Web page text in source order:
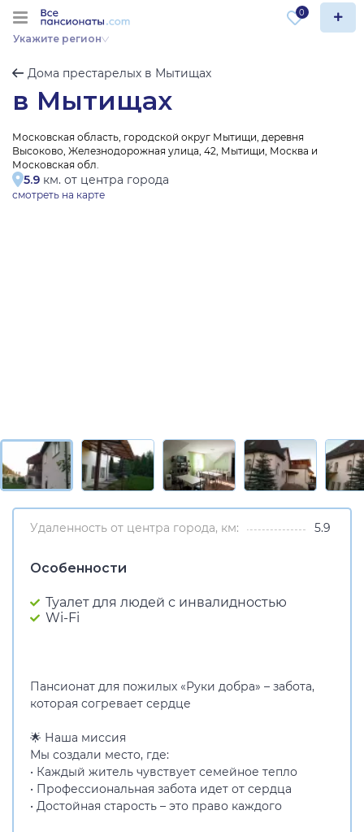
Укажите регион
0
Дома престарелых в Мытищах
в Мытищах
Московская область, городской округ Мытищи, деревня
Высоково, Железнодорожная улица, 42, Мытищи, Москва и
Московская обл.
5.9 км. от центра города
смотреть на карте
Удаленность от центра города, км: 5.9
Особенности
Туалет для людей с инвалидностью
Wi-Fi
Пансионат для пожилых «Руки добра» – забота,
которая согревает сердце
🌟 Наша миссия
Мы создали место, где:
• Каждый житель чувствует семейное тепло
• Профессиональная забота идет от сердца
• Достойная старость – это право каждого